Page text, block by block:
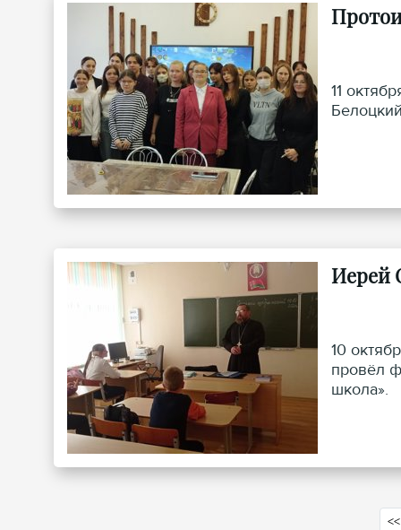
11
Иерей
10
провёл
школа».
<<